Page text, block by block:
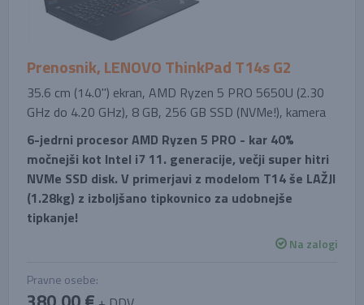
Prenosnik, LENOVO ThinkPad T14s G2
35.6 cm (14.0'') ekran, AMD Ryzen 5 PRO 5650U (2.30
GHz do 4.20 GHz), 8 GB, 256 GB SSD (NVMe!), kamera
6-jedrni procesor AMD Ryzen 5 PRO - kar 40%
močnejši kot Intel i7 11. generacije, večji super hitri
NVMe SSD disk. V primerjavi z modelom T14 še LAŽJI
(1.28kg) z izboljšano tipkovnico za udobnejše
tipkanje!
Na zalogi
Pravne osebe: